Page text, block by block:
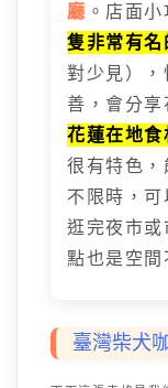
廳 。店面
隻非常有名
對少見），
善，會分享
花蓮在地食
很有特色，
不限時，
逛完夜市
點也是空間
臺灣柴犬